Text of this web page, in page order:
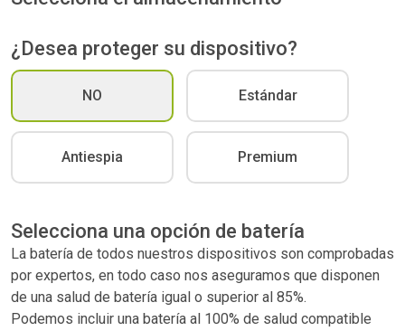
¿Desea proteger su dispositivo?
NO Estándar
Antiespia Premium
Selecciona una opción de batería
La batería de todos nuestros dispositivos son comprobadas
por expertos, en todo caso nos aseguramos que disponen
de una salud de batería igual o superior al 85%.
Podemos incluir una batería al 100% de salud compatible